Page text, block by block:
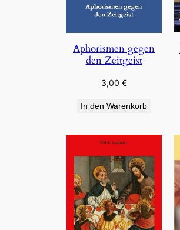
Aphorismen gegen
den Zeitgeist
3,00 €
In den Warenkorb